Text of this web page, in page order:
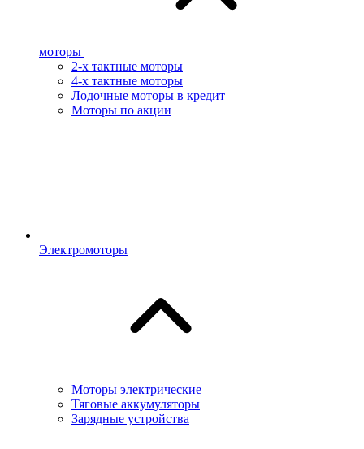
моторы
2-х тактные моторы
4-х тактные моторы
Лодочные моторы в кредит
Моторы по акции
Электромоторы
Моторы электрические
Тяговые аккумуляторы
Зарядные устройства